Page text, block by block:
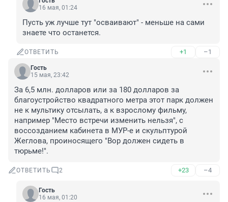
16 мая, 01:24
Пусть уж лучше тут "осваивают" - меньше на сами
знаете что останется.
ОТВЕТИТЬ +1 –1
Гость
15 мая, 23:42
За 6,5 млн. долларов или за 180 долларов за
благоустройство квадратного метра этот парк должен
не к мультику отсылать, а к взрослому фильму,
например "Место встречи изменить нельзя", с
воссозданием кабинета в МУР-е и скульптурой
Жеглова, проиносящего "Вор должен сидеть в
тюрьме!".
ОТВЕТИТЬ 2 +23 –4
Гость
16 мая, 01:20